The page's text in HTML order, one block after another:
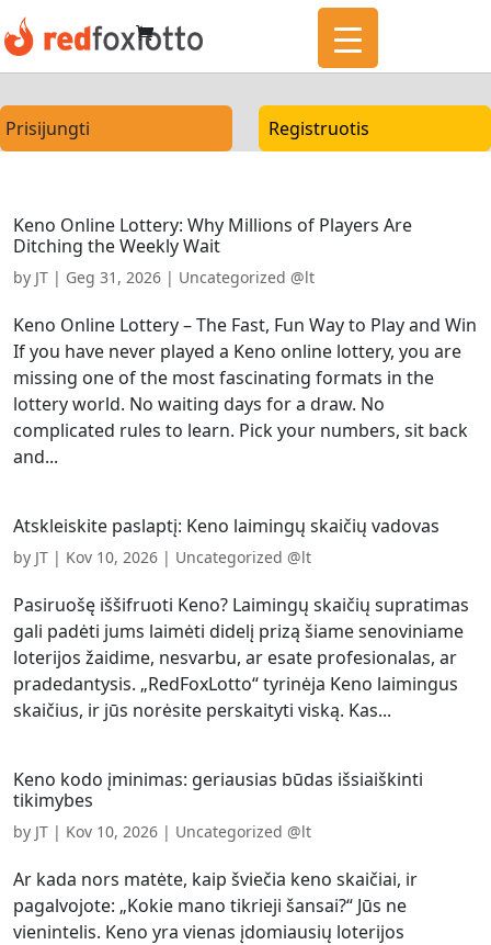
Prisijungti Registruotis
Keno Online Lottery: Why Millions of Players Are
Ditching the Weekly Wait
by JT | Geg 31, 2026 | Uncategorized @lt
Keno Online Lottery – The Fast, Fun Way to Play and Win
If you have never played a Keno online lottery, you are
missing one of the most fascinating formats in the
lottery world. No waiting days for a draw. No
complicated rules to learn. Pick your numbers, sit back
and...
Atskleiskite paslaptį: Keno laimingų skaičių vadovas
by JT | Kov 10, 2026 | Uncategorized @lt
Pasiruošę iššifruoti Keno? Laimingų skaičių supratimas
gali padėti jums laimėti didelį prizą šiame senoviniame
loterijos žaidime, nesvarbu, ar esate profesionalas, ar
pradedantysis. „RedFoxLotto“ tyrinėja Keno laimingus
skaičius, ir jūs norėsite perskaityti viską. Kas...
Keno kodo įminimas: geriausias būdas išsiaiškinti
tikimybes
by JT | Kov 10, 2026 | Uncategorized @lt
Ar kada nors matėte, kaip šviečia keno skaičiai, ir
pagalvojote: „Kokie mano tikrieji šansai?“ Jūs ne
vienintelis. Keno yra vienas įdomiausių loterijos